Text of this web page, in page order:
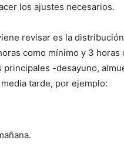
los ajustes necesarios.
revisar es la
como mínimo y 3
principales -desayuno,
tarde, por ejemplo: